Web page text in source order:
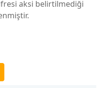
aksi belirtilmediği